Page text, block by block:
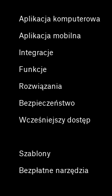
Aplikacja komputerowa
Aplikacja mobilna
Integracje
Funkcje
Rozwiązania
Bezpieczeństwo
Wcześniejszy dostęp
Szablony
Bezpłatne narzędzia